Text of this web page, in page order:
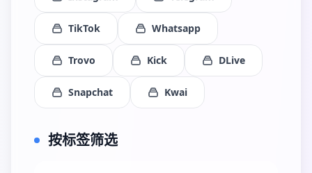
TikTok Whatsapp
Trovo Kick DLive
Snapchat Kwai
按标签筛选